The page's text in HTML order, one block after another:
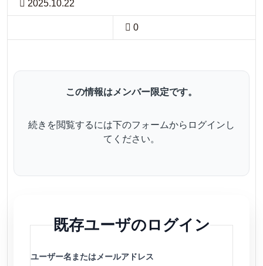
2025.10.22
0
この情報はメンバー限定です。
続きを閲覧するには下のフォームからログインし
てください。
既存ユーザのログイン
ユーザー名またはメールアドレス